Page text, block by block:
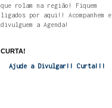
que rolam na região! Fiquem
ligados por aqui!! Acompanhem e
divulguem a Agenda!
CURTA!
Ajude a Divulgar!! Curta!!!